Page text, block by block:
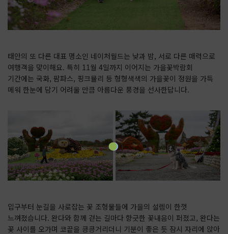
태안의 또 다른 대표 명소인 네이처월드는 낮과 밤, 서로 다른 매력으로
여행객을 맞이해요. 특히 11월 4일까지 이어지는 가을꽃박람회
기간에는 국화, 팜파스, 핑크뮬리 등 형형색색의 가을꽃이 정원을 가득
메워 한눈에 담기 어려울 만큼 아름다운 풍경을 선사한답니다.
입구부터 눈길을 사로잡는 꽃 조형물들에 가을의 설렘이 한껏
느껴졌습니다. 완다와 함께 걷는 길마다 향긋한 꽃내음이 퍼졌고, 완다는
꽃 사이를 오가며 코끝을 킁킁거리더니 기분이 좋은 듯 잠시 자리에 앉아